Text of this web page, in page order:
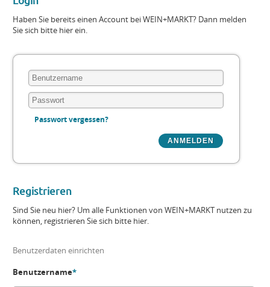
Haben Sie bereits einen Account bei WEIN+MARKT? Dann melden
Sie sich bitte hier ein.
Passwort vergessen?
Registrieren
Sind Sie neu hier? Um alle Funktionen von WEIN+MARKT nutzen zu
können, registrieren Sie sich bitte hier.
Benutzerdaten einrichten
Benutzername*